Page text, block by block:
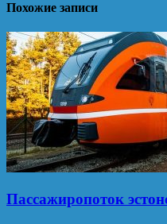
Похожие записи
Пассажиропоток